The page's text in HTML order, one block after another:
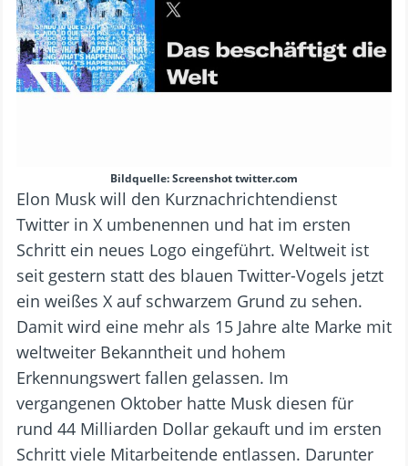
Bildquelle: Screenshot twitter.com
Elon Musk will den Kurznachrichtendienst
Twitter in X umbenennen und hat im ersten
Schritt ein neues Logo eingeführt. Weltweit ist
seit gestern statt des blauen Twitter-Vogels jetzt
ein weißes X auf schwarzem Grund zu sehen.
Damit wird eine mehr als 15 Jahre alte Marke mit
weltweiter Bekanntheit und hohem
Erkennungswert fallen gelassen. Im
vergangenen Oktober hatte Musk diesen für
rund 44 Milliarden Dollar gekauft und im ersten
Schritt viele Mitarbeitende entlassen. Darunter